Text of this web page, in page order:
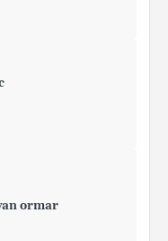
ormar